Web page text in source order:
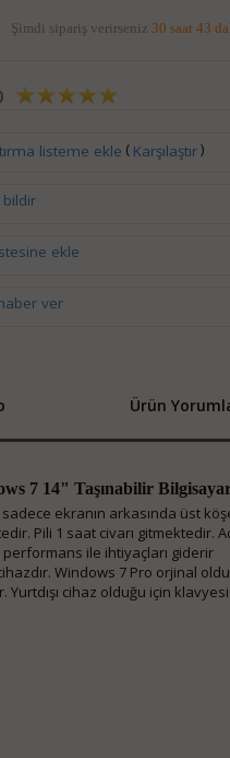
Şimdi sipariş verirseniz 30 saat 43
listeme ekle ( Karşılaştır)
bildir
ekle
ver
Ürün
7 14" Taşınabilir
ekranın arkasında üst
Pili 1 saat civarı gitmektedir.
performans ile ihtiyaçları giderir
Windows 7 Pro orjinal
cihaz olduğu için klavyesi